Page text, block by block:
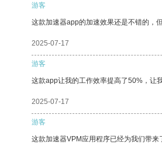
游客
这款加速器app的加速效果还是不错的，
2025-07-17
游客
这款app让我的工作效率提高了50%，让
2025-07-17
游客
这款加速器VPM应用程序已经为我们带来